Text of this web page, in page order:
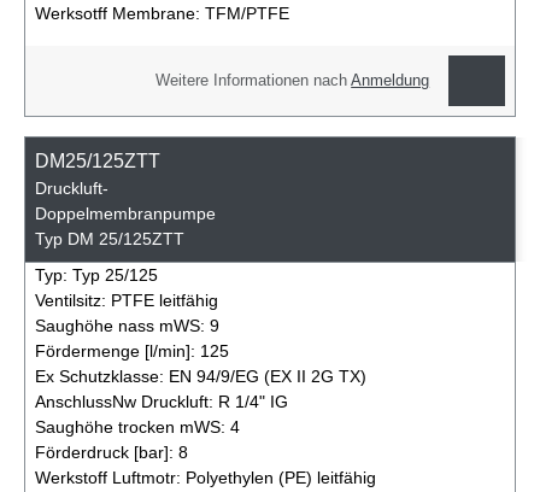
Werksotff Membrane: TFM/PTFE
Weitere Informationen nachAnmeldung
DM25/125ZTT
Druckluft-
Doppelmembranpumpe
Typ DM 25/125ZTT
Typ: Typ 25/125
Ventilsitz: PTFE leitfähig
Saughöhe nass mWS: 9
Fördermenge [l/min]: 125
Ex Schutzklasse: EN 94/9/EG (EX II 2G TX)
AnschlussNw Druckluft: R 1/4" IG
Saughöhe trocken mWS: 4
Förderdruck [bar]: 8
Werkstoff Luftmotr: Polyethylen (PE) leitfähig